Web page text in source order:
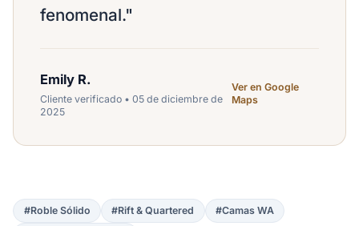
fenomenal."
Emily R.
Cliente verificado • 05 de diciembre de
2025
Ver en Google
Maps
#Roble Sólido #Rift & Quartered #Camas WA